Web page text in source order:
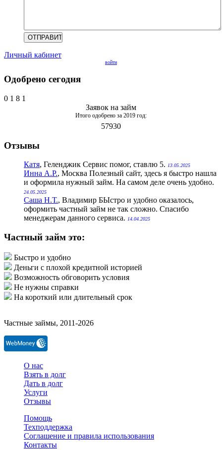
Личный кабинет
войти
Одобрено сегодня
0 1 8 1
Заявок на займ
Итого одобрено за 2019 год:
57930
Отзывы
Катя, Геленджик Сервис помог, ставлю 5. 13.05.2025
Инна А.Р., Москва Полезный сайт, здесь я быстро нашла
и оформила нужный займ. На самом деле очень удобно.
24.05.2025
Саша Н.Т., Владимир БЫстро и удобно оказалось,
оформить частный займ не так сложно. Спасибо
менеджерам данного сервиса. 14.04.2025
Частный займ это:
Быстро и удобно
Деньги с плохой кредитной историей
Возможность обговорить условия
Не нужны справки
На короткий или длительный срок
Частные займы, 2011-2026
О нас
Взять в долг
Дать в долг
Услуги
Отзывы
Помощь
Техподдержка
Соглашение и правила использования
Контакты